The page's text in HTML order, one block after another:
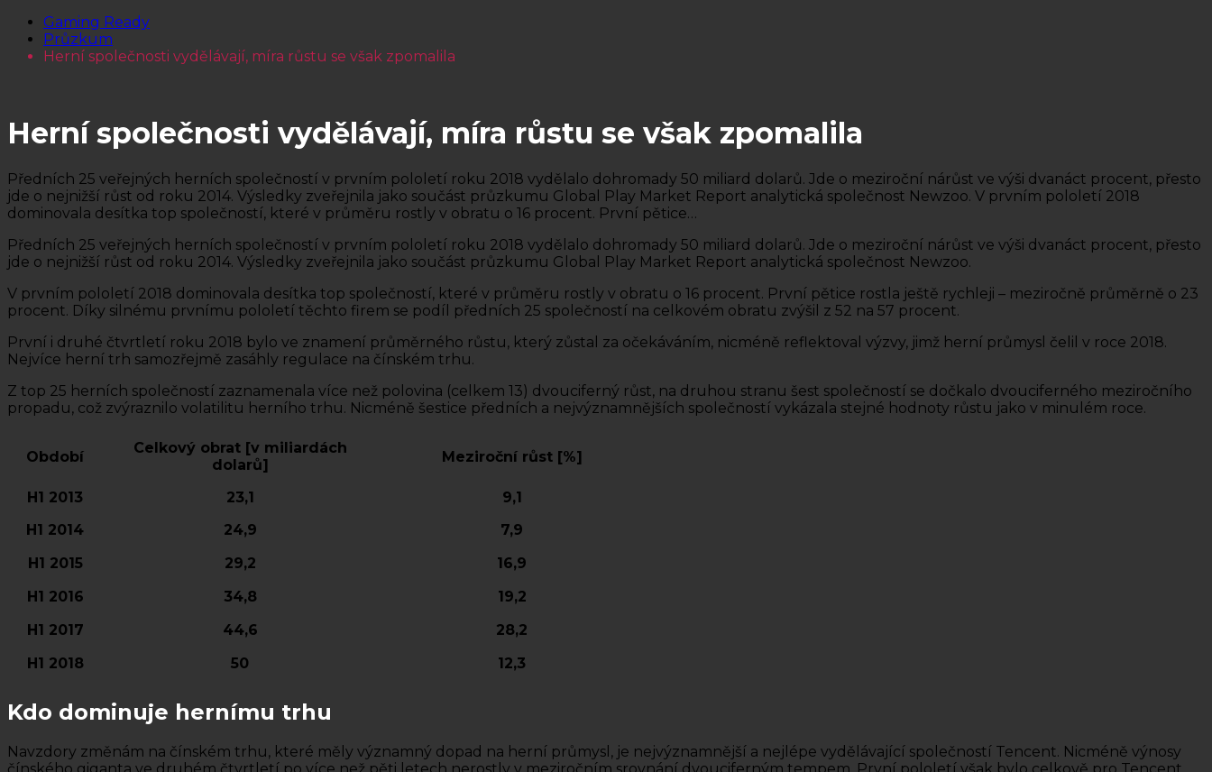
Gaming Ready
Průzkum
Herní společnosti vydělávají, míra růstu se však zpomalila
Herní společnosti vydělávají, míra růstu se však zpomalila
Předních 25 veřejných herních společností v prvním pololetí roku 2018 vydělalo dohromady 50 miliard dolarů. Jde o meziroční nárůst ve výši dvanáct procent, přesto
jde o nejnižší růst od roku 2014. Výsledky zveřejnila jako součást průzkumu Global Play Market Report analytická společnost Newzoo. V prvním pololetí 2018
dominovala desítka top společností, které v průměru rostly v obratu o 16 procent. První pětice…
Předních 25 veřejných herních společností v prvním pololetí roku 2018 vydělalo dohromady 50 miliard dolarů. Jde o meziroční nárůst ve výši dvanáct procent, přesto
jde o nejnižší růst od roku 2014. Výsledky zveřejnila jako součást průzkumu Global Play Market Report analytická společnost Newzoo.
V prvním pololetí 2018 dominovala desítka top společností, které v průměru rostly v obratu o 16 procent. První pětice rostla ještě rychleji – meziročně průměrně o 23
procent. Díky silnému prvnímu pololetí těchto firem se podíl předních 25 společností na celkovém obratu zvýšil z 52 na 57 procent.
První i druhé čtvrtletí roku 2018 bylo ve znamení průměrného růstu, který zůstal za očekáváním, nicméně reflektoval výzvy, jimž herní průmysl čelil v roce 2018.
Nejvíce herní trh samozřejmě zasáhly regulace na čínském trhu.
Z top 25 herních společností zaznamenala více než polovina (celkem 13) dvouciferný růst, na druhou stranu šest společností se dočkalo dvouciferného meziročního
propadu, což zvýraznilo volatilitu herního trhu. Nicméně šestice předních a nejvýznamnějších společností vykázala stejné hodnoty růstu jako v minulém roce.
Období
Celkový obrat [v miliardách
dolarů]
Meziroční růst [%]
H1 2013 23,1
9,1
H1 2014
24,9
7,9
H1 2015
29,2
16,9
H1 2016
34,8
19,2
H1 2017
44,6
28,2
H1 2018
50 12,3
Kdo dominuje hernímu trhu
Navzdory změnám na čínském trhu, které měly významný dopad na herní průmysl, je nejvýznamnější a nejlépe vydělávající společností Tencent. Nicméně výnosy
čínského giganta ve druhém čtvrtletí po více než pěti letech nerostly v meziročním srovnání dvouciferným tempem. První pololetí však bylo celkově pro Tencent